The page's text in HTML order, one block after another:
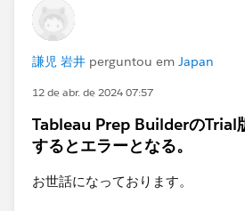
謙児 岩井 perguntou em Japan
12 de abr. de 2024 07:57
Tableau Prep BuilderのTrial
するとエラーとなる。
お世話になっております。